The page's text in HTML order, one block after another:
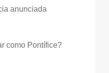
anunciada
como Pontífice?